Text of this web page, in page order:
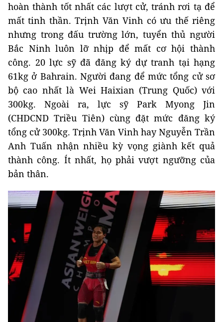
hoàn thành tốt nhất các lượt cử, tránh rơi tạ để
mất tinh thần. Trịnh Văn Vinh có ưu thế riêng
nhưng trong đấu trường lớn, tuyển thủ người
Bắc Ninh luôn lỡ nhịp để mất cơ hội thành
công. 20 lực sỹ đã đăng ký dự tranh tại hạng
61kg ở Bahrain. Người đang để mức tổng cử sơ
bộ cao nhất là Wei Haixian (Trung Quốc) với
300kg. Ngoài ra, lực sỹ Park Myong Jin
(CHDCND Triều Tiên) cùng đặt mức đăng ký
tổng cử 300kg. Trịnh Văn Vinh hay Nguyễn Trần
Anh Tuấn nhận nhiều kỳ vọng giành kết quả
thành công. Ít nhất, họ phải vượt ngưỡng của
bản thân.